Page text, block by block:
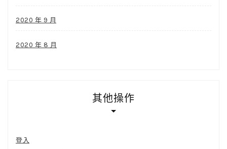
2020 年 9 月
2020 年 8 月
其他操作
登入